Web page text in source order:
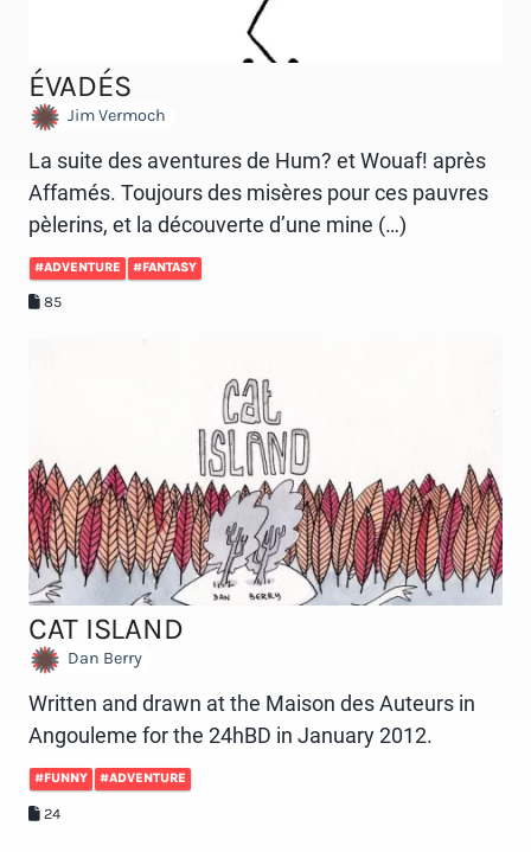
ÉVADÉS
Jim Vermoch
La suite des aventures de Hum? et Wouaf! après
Affamés. Toujours des misères pour ces pauvres
pèlerins, et la découverte d’une mine (…)
#ADVENTURE #FANTASY
85
CAT ISLAND
Dan Berry
Written and drawn at the Maison des Auteurs in
Angouleme for the 24hBD in January 2012.
#FUNNY #ADVENTURE
24